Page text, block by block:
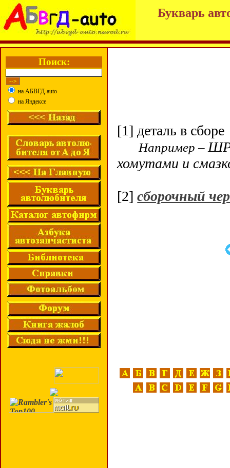
Букварь
Поиск:
на АБВГД-auto
на Яндексе
[1] деталь в сборе
Например –
хомутами и
[2]сборочный